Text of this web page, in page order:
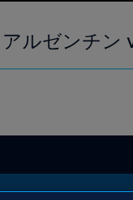
ルゼンチン